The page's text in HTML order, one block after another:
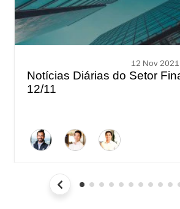
12 Nov
Notícias Diárias do Setor
12/11